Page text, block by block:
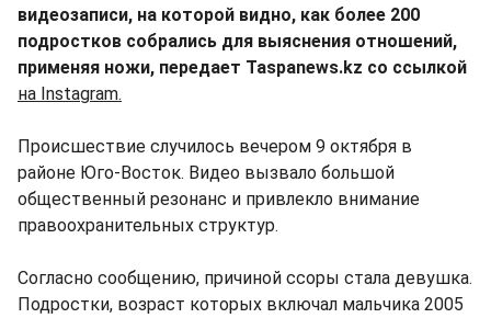
видеозаписи, на которой видно, как более 200
подростков собрались для выяснения отношений,
применяя ножи, передает Taspanews.kz со ссылкой
на Instagram.
Происшествие случилось вечером 9 октября в
районе Юго-Восток. Видео вызвало большой
общественный резонанс и привлекло внимание
правоохранительных структур.
Согласно сообщению, причиной ссоры стала девушка.
Подростки, возраст которых включал мальчика 2005